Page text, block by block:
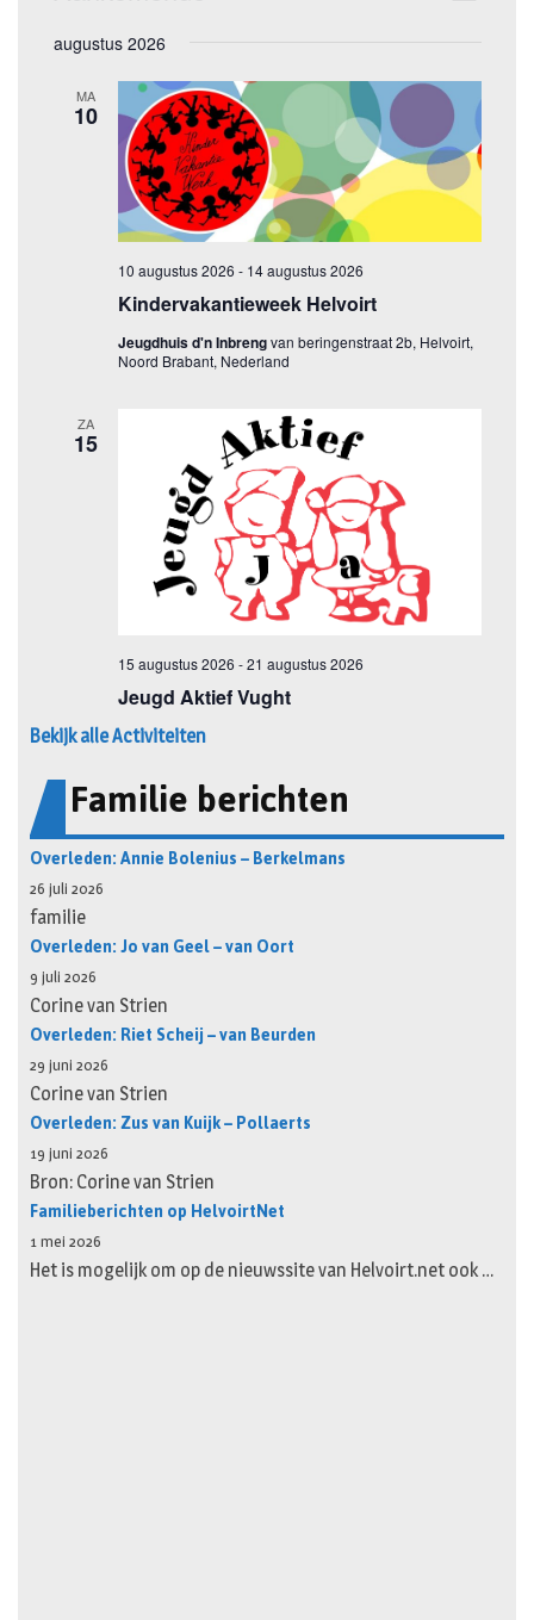
Bekijk alle Activiteiten
Familie berichten
Overleden: Annie Bolenius – Berkelmans
26 juli 2026
familie
Overleden: Jo van Geel – van Oort
9 juli 2026
Corine van Strien
Overleden: Riet Scheij – van Beurden
29 juni 2026
Corine van Strien
Overleden: Zus van Kuijk – Pollaerts
19 juni 2026
Bron: Corine van Strien
Familieberichten op HelvoirtNet
1 mei 2026
Het is mogelijk om op de nieuwssite van Helvoirt.net ook …